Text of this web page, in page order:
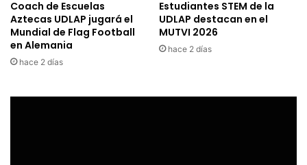
Coach de Escuelas
Aztecas UDLAP jugará el
Mundial de Flag Football
en Alemania
hace 2 días
Estudiantes STEM de la
UDLAP destacan en el
MUTVI 2026
hace 2 días